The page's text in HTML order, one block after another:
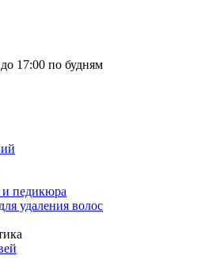
17:00 по будням
педикюра
удаления волос